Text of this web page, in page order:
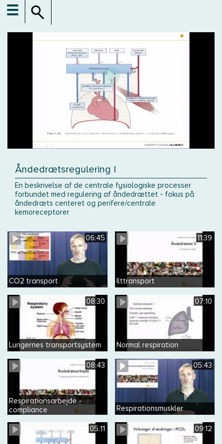
☰
Åndedrætsregulering I
En beskrivelse af de centrale fysiologiske processer
forbundet med regulering af åndedrættet - fokus på
åndedræts centeret og perifere/centrale
kemoreceptorer
06:45
CO2 transport
11:39
Ilttransport
08:30
Lungernes transportsystem
07:10
Normal respiration
08:43
Respirationsarbejde -
compliance
05:43
Respirationsmuskler
05:11 09:12